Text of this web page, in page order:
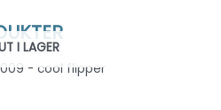
I LAGER